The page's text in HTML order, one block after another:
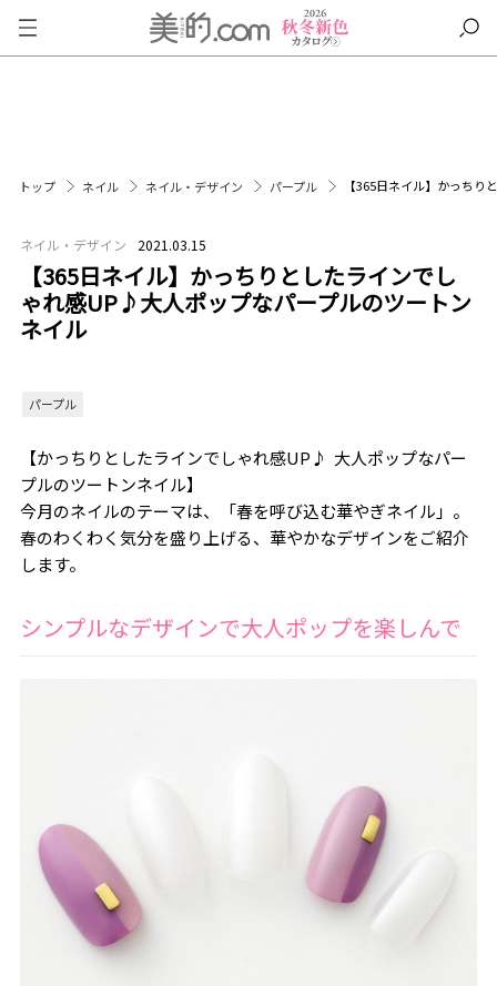
トップ ネイル ネイル・デザイン パープル 【365日ネイル】かっち
ネイル・デザイン 2021.03.15
【365日ネイル】かっちりとしたラインでし
ゃれ感UP♪大人ポップなパープルのツートン
ネイル
パープル
【かっちりとしたラインでしゃれ感UP ♪ 大人ポップなパー
プルのツートンネイル】
今月のネイルのテーマは、「春を呼び込む華やぎネイル」。
春のわくわく気分を盛り上げる、華やかなデザインをご紹介
します。
シンプルなデザインで大人ポップを楽しんで